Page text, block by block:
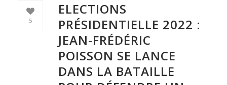
5
ELECTIONS
PRÉSIDENTIELLE 2022 :
JEAN-FRÉDÉRIC
POISSON SE LANCE
DANS LA BATAILLE